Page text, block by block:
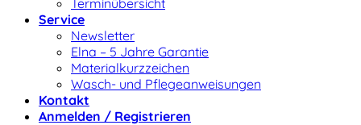
Terminübersicht
Service
Newsletter
Elna – 5 Jahre Garantie
Materialkurzzeichen
Wasch- und Pflegeanweisungen
Kontakt
Anmelden / Registrieren